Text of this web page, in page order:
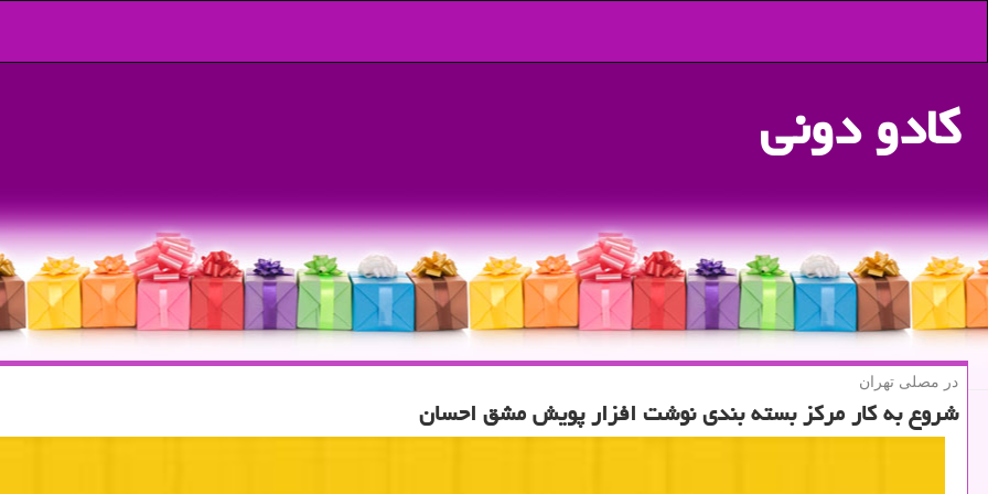
كادو دونی
در مصلی تهران
شروع به كار مركز بسته بندی نوشت افزار پویش مشق احسان